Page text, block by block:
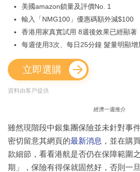
美國amazon鎖量及評價No. 1
輸入「NMG100」優惠碼額外減$100
香港用家真實試用 8週後效果已經顯著
每週使用3次、每日25分鐘 髮量明顯增
立即選購
資料由客戶提供
經濟一週推介
雖然現階段中銀集團保險並未針對事
密切留意其網頁的最新消息 ，並在購
款細節，看看港航是否仍在保障範圍
期」，保險有得保就固然好，否則一